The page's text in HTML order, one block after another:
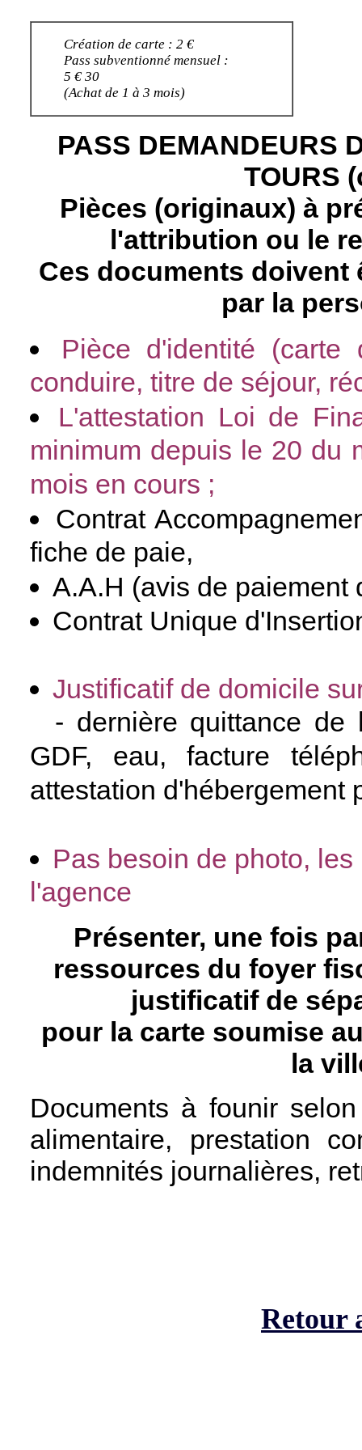
Création de carte : 2 €
Pass subventionné mensuel :
5 € 30
(Achat de 1 à 3 mois)
PASS DEMANDEURS
TOURS
Pièces (originaux) à
l'attribution ou le
Ces documents doivent
par la
Pièce d'identité (carte
conduire, titre de séjour,
L'attestation Loi de
minimum depuis le 20 du
mois en cours ;
Contrat
fiche de paie,
A.A.H (avis de paiement
Contrat Unique
Justificatif de domicile
- dernière quittance de
GDF, eau, facture
attestation d'hébergement
Pas besoin de photo,
l'agence
Présenter, une fois
ressources du foyer
justificatif de
pour la carte soumise
la
Documents à founir
alimentaire, prestation
indemnités journalières,
Retour